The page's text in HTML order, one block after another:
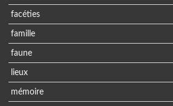
facéties
famille
faune
lieux
mémoire